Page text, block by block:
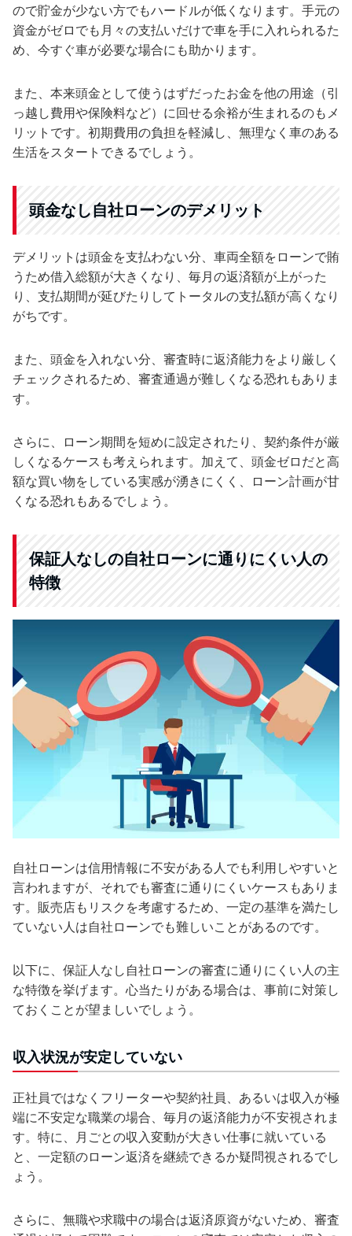
ので貯金が少ない方でもハードルが低くなります。手元の
資金がゼロでも月々の支払いだけで車を手に入れられるた
め、今すぐ車が必要な場合にも助かります。
また、本来頭金として使うはずだったお金を他の用途（引
っ越し費用や保険料など）に回せる余裕が生まれるのもメ
リットです。初期費用の負担を軽減し、無理なく車のある
生活をスタートできるでしょう。
頭金なし自社ローンのデメリット
デメリットは頭金を支払わない分、車両全額をローンで賄
うため借入総額が大きくなり、毎月の返済額が上がった
り、支払期間が延びたりしてトータルの支払額が高くなり
がちです。
また、頭金を入れない分、審査時に返済能力をより厳しく
チェックされるため、審査通過が難しくなる恐れもありま
す。
さらに、ローン期間を短めに設定されたり、契約条件が厳
しくなるケースも考えられます。加えて、頭金ゼロだと高
額な買い物をしている実感が湧きにくく、ローン計画が甘
くなる恐れもあるでしょう。
保証人なしの自社ローンに通りにくい人の
特徴
自社ローンは信用情報に不安がある人でも利用しやすいと
言われますが、それでも審査に通りにくいケースもありま
す。販売店もリスクを考慮するため、一定の基準を満たし
ていない人は自社ローンでも難しいことがあるのです。
以下に、保証人なし自社ローンの審査に通りにくい人の主
な特徴を挙げます。心当たりがある場合は、事前に対策し
ておくことが望ましいでしょう。
収入状況が安定していない
正社員ではなくフリーターや契約社員、あるいは収入が極
端に不安定な職業の場合、毎月の返済能力が不安視されま
す。特に、月ごとの収入変動が大きい仕事に就いている
と、一定額のローン返済を継続できるか疑問視されるでし
ょう。
さらに、無職や求職中の場合は返済原資がないため、審査